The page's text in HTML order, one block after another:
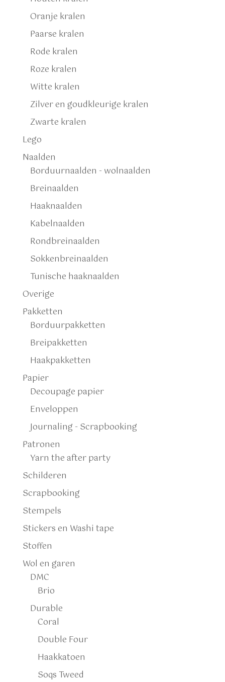
Oranje kralen
Paarse kralen
Rode kralen
Roze kralen
Witte kralen
Zilver en goudkleurige kralen
Zwarte kralen
Lego
Naalden
Borduurnaalden - wolnaalden
Breinaalden
Haaknaalden
Kabelnaalden
Rondbreinaalden
Sokkenbreinaalden
Tunische haaknaalden
Overige
Pakketten
Borduurpakketten
Breipakketten
Haakpakketten
Papier
Decoupage papier
Enveloppen
Journaling - Scrapbooking
Patronen
Yarn the after party
Schilderen
Scrapbooking
Stempels
Stickers en Washi tape
Stoffen
Wol en garen
DMC
Brio
Durable
Coral
Double Four
Haakkatoen
Soqs Tweed